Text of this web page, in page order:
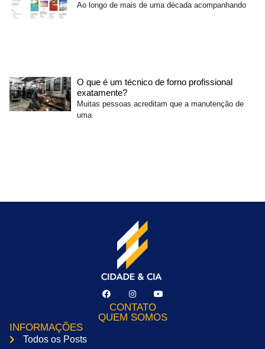
Ao longo de mais de uma década acompanhando
O que é um técnico de forno profissional
exatamente?
Muitas pessoas acreditam que a manutenção de
uma
CONTATO
QUEM SOMOS
INFORMAÇÕES
Todos os Posts